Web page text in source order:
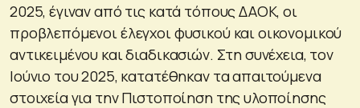
2025, έγιναν από τις κατά τόπους ΔΑΟΚ, οι
προβλεπόμενοι έλεγχοι φυσικού και οικονομικού
αντικειμένου και διαδικασιών. Στη συνέχεια, τον
Ιούνιο του 2025, κατατέθηκαν τα απαιτούμενα
στοιχεία για την Πιστοποίηση της υλοποίησης